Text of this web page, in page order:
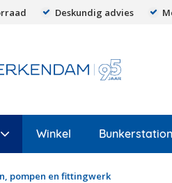
Deskundig advies
Winkel Bunkerstation
pompen en fittingwerk